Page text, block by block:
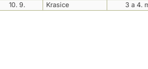
10. 9.
Krasice
3 a 4.